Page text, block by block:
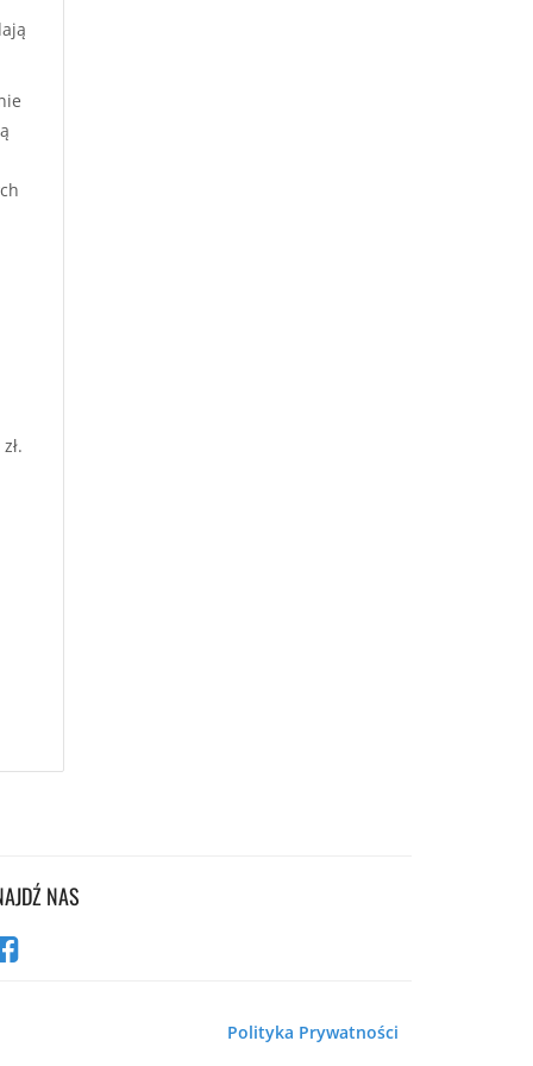
NAS
Polityka Prywatności